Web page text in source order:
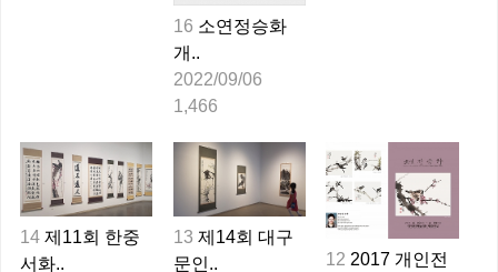
16 소연정승화
개..
2022/09/06
1,466
14 제11회 한중
서화..
13 제14회 대구
문인..
12 2017 개인전